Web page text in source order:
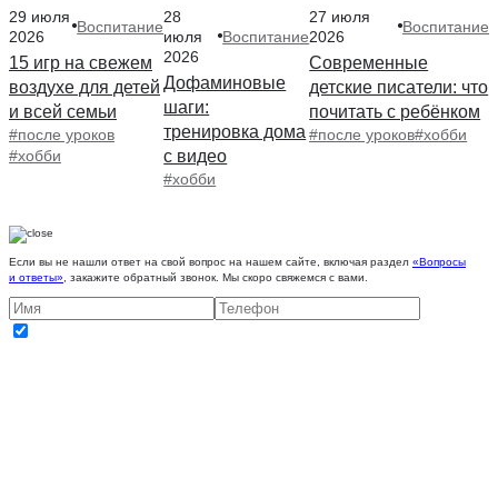
29 июля
2026
Воспитание
15 игр на свежем
воздухе для детей
и всей семьи
#после уроков
#хобби
28
июля
2026
Воспитание
Дофаминовые
шаги:
тренировка дома
с видео
#хобби
27 июля
2026
Воспитание
Современные
детские писатели: что
почитать с ребёнком
#после уроков#хобби
Если вы не нашли ответ на свой вопрос на нашем сайте, включая раздел «Вопросы
и ответы», закажите обратный звонок. Мы скоро свяжемся с вами.